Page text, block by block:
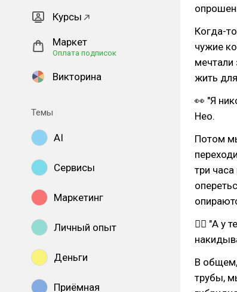
Курсы
Маркет
Оплата подписок
Викторина
Темы
AI
Сервисы
Маркетинг
Личный опыт
Деньги
Приёмная
Когда-
чужие
мечтали
жить
👀 "Я
Нео.
Потом
три
🧝‍♀ "А у
В общем,
трубы,